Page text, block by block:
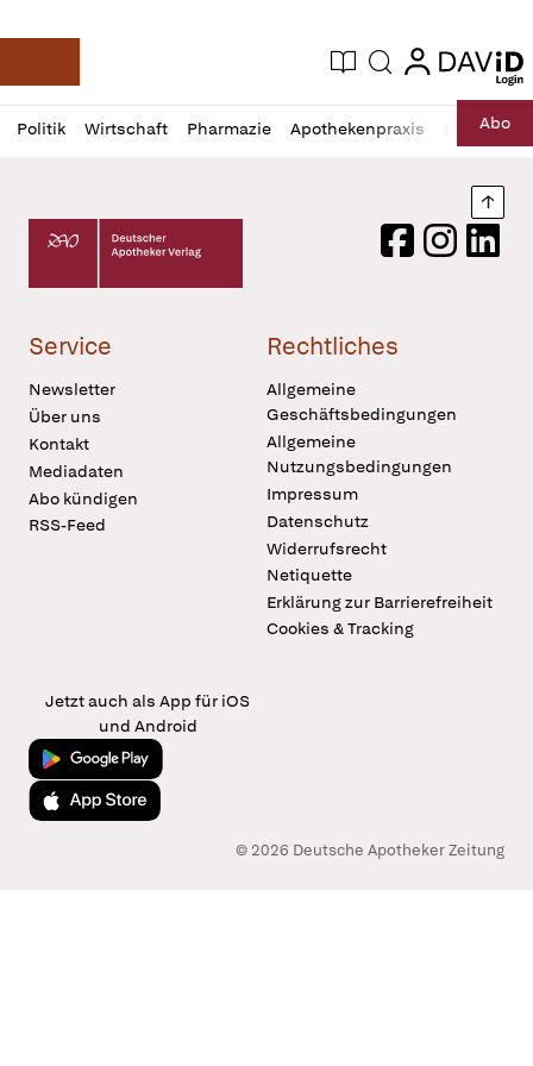
Deutsche Apotheker Zeitung
Aktuelle Ausgabe
Suche login
login
Politik Wirtschaft Pharmazie Apothekenpraxis RechtAbo
Profil
öffnen
Daz
Pur
Deutscher Apotheker Verlag Logo
FacebookInstagram
Service
Newsletter
Über uns
Kontakt
Mediadaten
Abo kündigen
RSS-Feed
Rechtliches
Allgemeine
Geschäftsbedingungen
Allgemeine
Nutzungsbedingungen
Impressum
Datenschutz
Widerrufsrecht
Netiquette
Erklärung zur Barrierefreiheit
Cookies & Tracking
Jetzt auch als App für iOS
und Android
Jetzt bei Google Play
Laden im App Store
© 2026 Deutsche Apotheker Zeitung